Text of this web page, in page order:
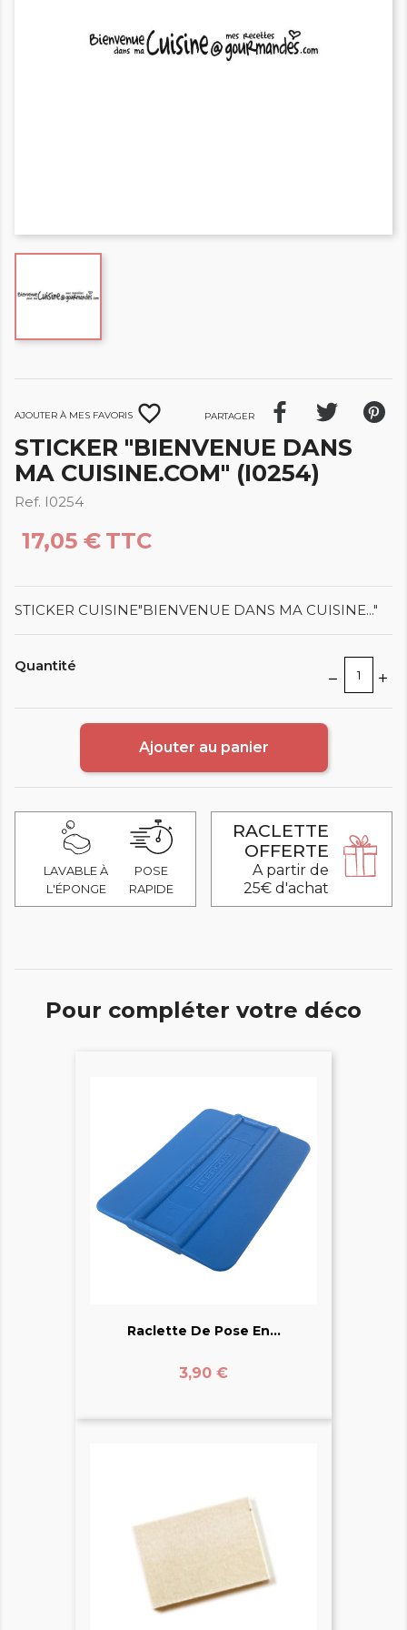
Ajouter à mes favoris favorite_border Partager
STICKER "BIENVENUE DANS
MA CUISINE.COM" (I0254)
Ref. I0254
17,05 € TTC
STICKER CUISINE"BIENVENUE DANS MA CUISINE..."
Quantité
Ajouter au panier
LAVABLE À
L'ÉPONGE
POSE
RAPIDE
RACLETTE
OFFERTE
A partir de
25€ d'achat
Pour compléter votre déco
Raclette De Pose En...
Prix
3,90 €